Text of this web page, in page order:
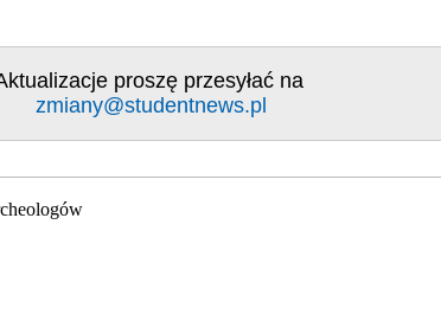
proszę przesyłać na
zmiany@studentnews.pl